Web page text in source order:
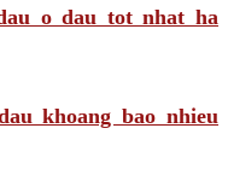
o dau tot nhat ha
khoang bao nhieu